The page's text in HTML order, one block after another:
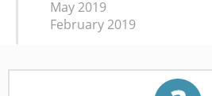
May 2019
February 2019